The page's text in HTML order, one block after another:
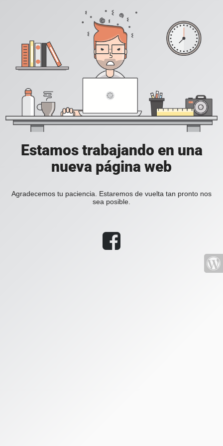
Estamos trabajando en una
nueva página web
Agradecemos tu paciencia. Estaremos de vuelta tan pronto nos
sea posible.